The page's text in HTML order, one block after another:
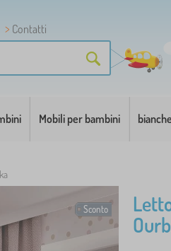
Contatti
Mobili per bambini
Sconto